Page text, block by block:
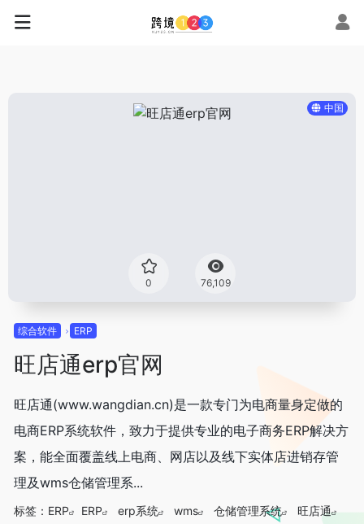
中国
0 76,109
综合软件 ERP
旺店通erp官网
旺店通(www.wangdian.cn)是一款专门为电商量身定做的
电商ERP系统软件，致力于提供专业的电子商务ERP解决方
案，能全面覆盖线上电商、网店以及线下实体店进销存管
理及wms仓储管理系...
标签： ERP ERP erp系统 wms 仓储管理系统
旺店通